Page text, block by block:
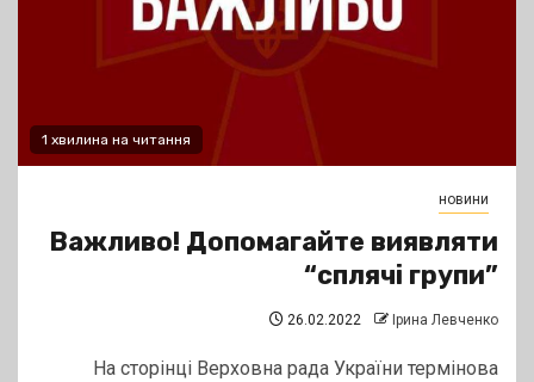
1 хвилина на читання
новини
Важливо! Допомагайте виявляти
“сплячі групи”
26.02.2022 Ірина Левченко
На сторінці Верховна рада України термінова